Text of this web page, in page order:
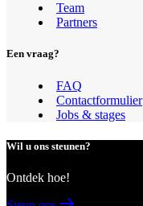
Team
Partners
Een vraag?
FAQ
Contactformulier
Jobs & stages
Wil u ons steunen?
Ontdek hoe!